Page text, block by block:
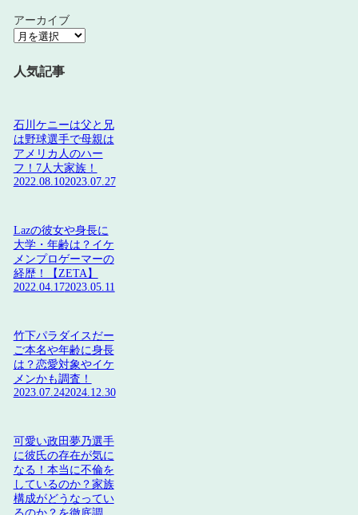
アーカイブ
人気記事
石川ケニーは父と兄
は野球選手で母親は
アメリカ人のハー
フ！7人大家族！
2022.08.102023.07.27
Lazの彼女や身長に
大学・年齢は？イケ
メンプロゲーマーの
経歴！【ZETA】
2022.04.172023.05.11
竹下パラダイスだー
ご本名や年齢に身長
は？恋愛対象やイケ
メンかも調査！
2023.07.242024.12.30
可愛い政田夢乃選手
に彼氏の存在が気に
なる！本当に不倫を
しているのか？家族
構成がどうなってい
るのか？を徹底調